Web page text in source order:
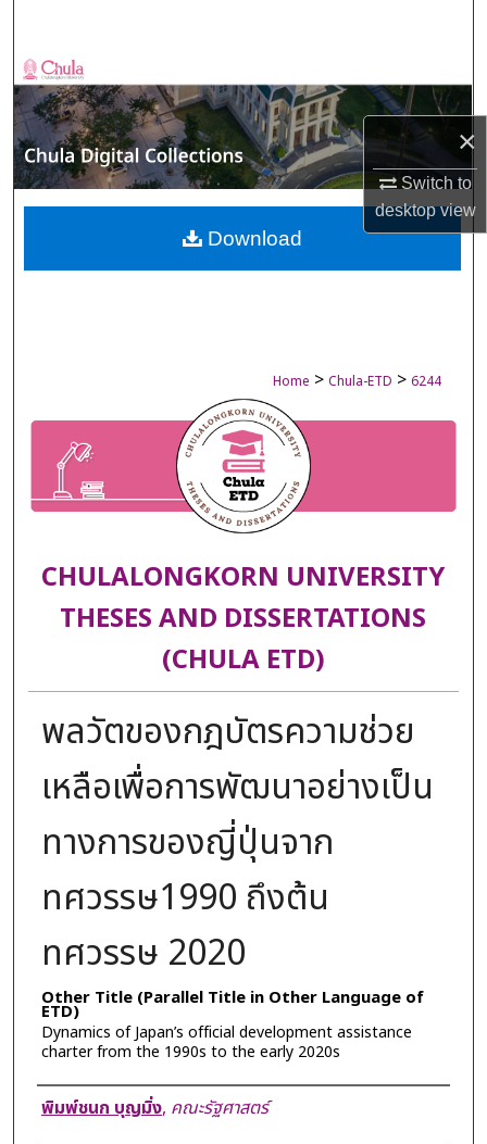
×
Switch to
desktopview
Browse Collections
My Account
About
Digital Commons Network™
Home > Chula-ETD > 6244
CHULALONGKORN UNIVERSITY
THESES AND DISSERTATIONS
(CHULA ETD)
พลวัตของกฎบัตรความช่วย
เหลือเพื่อการพัฒนาอย่างเป็น
ทางการของญี่ปุ่นจาก
ทศวรรษ1990 ถึงต้น
ทศวรรษ 2020
Other Title (Parallel Title in Other Language of
ETD)
Dynamics of Japan’s official development assistance
charter from the 1990s to the early 2020s
Author
พิมพ์ชนก บุญมิ่ง, คณะรัฐศาสตร์
Download